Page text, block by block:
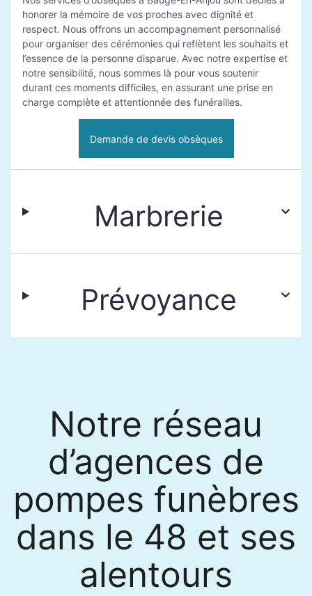
honorer la mémoire de vos proches avec dignité et
respect. Nous offrons un accompagnement personnalisé
pour organiser des cérémonies qui reflètent les souhaits et
l’essence de la personne disparue. Avec notre expertise et
notre sensibilité, nous sommes là pour vous soutenir
durant ces moments difficiles, en assurant une prise en
charge complète et attentionnée des funérailles.
Demande de devis obsèques
Marbrerie
Prévoyance
Notre réseau
d’agences de
pompes funèbres
dans le 48 et ses
alentours